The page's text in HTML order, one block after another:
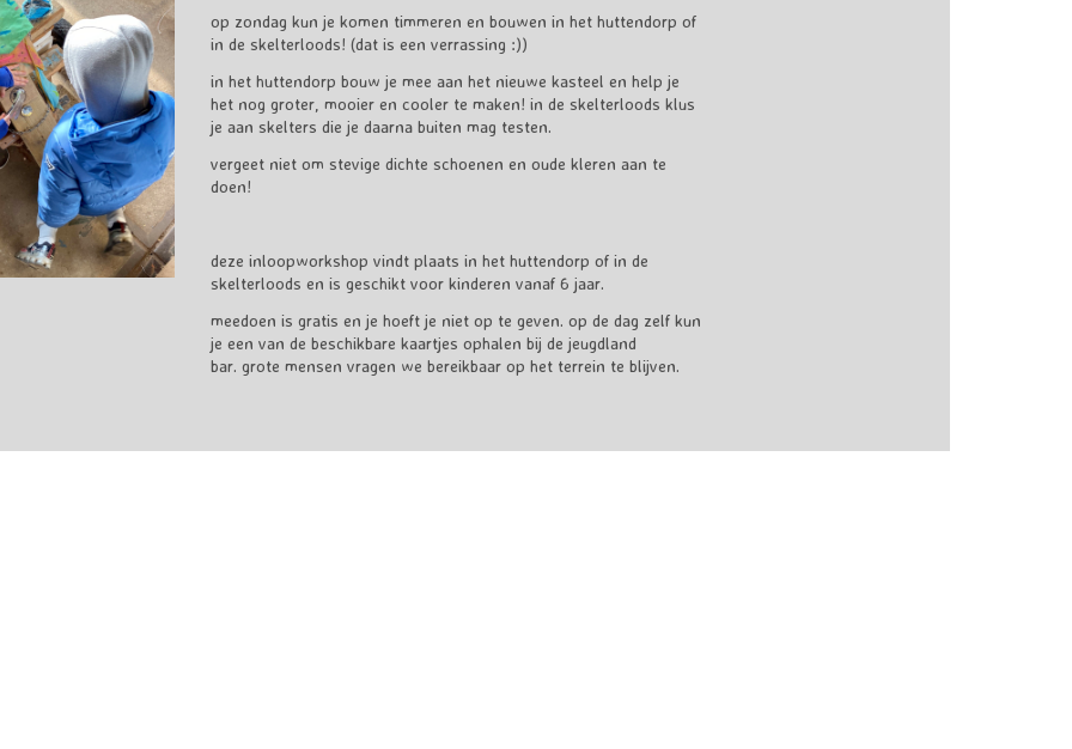
op zondag kun je komen timmeren en bouwen in het huttendorp of
in de skelterloods! (dat is een verrassing :))
in het huttendorp bouw je mee aan het nieuwe kasteel en help je
het nog groter, mooier en cooler te maken! in de skelterloods klus
je aan skelters die je daarna buiten mag testen.
vergeet niet om stevige dichte schoenen en oude kleren aan te
doen!
deze inloopworkshop vindt plaats in het huttendorp of in de
skelterloods en is geschikt voor kinderen vanaf 6 jaar.
meedoen is gratis en je hoeft je niet op te geven. op de dag zelf kun
je een van de beschikbare kaartjes ophalen bij de jeugdland
bar. grote mensen vragen we bereikbaar op het terrein te blijven.